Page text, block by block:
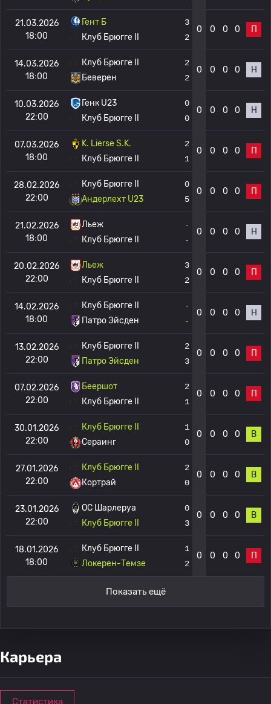
21.03.2026
18:00
Гент Б
Клуб Брюгге II
3
2
0 0 0 0 П
14.03.2026
18:00
Клуб Брюгге II
Беверен
2
2
0 0 0 0 Н
10.03.2026
22:00
Генк U23
Клуб Брюгге II
0
0
0 0 0 0 Н
07.03.2026
18:00
K. Lierse S.K.
Клуб Брюгге II
2
1
0 0 0 0 П
28.02.2026
22:00
Клуб Брюгге II
Андерлехт U23
0
5
0 0 0 0 П
21.02.2026
18:00
Льеж
Клуб Брюгге II
-
-
0 0 0 0 Н
20.02.2026
22:00
Льеж
Клуб Брюгге II
3
2
0 0 0 0 П
14.02.2026
18:00
Клуб Брюгге II
Патро Эйсден
-
-
0 0 0 0 Н
13.02.2026
22:00
Клуб Брюгге II
Патро Эйсден
2
3
0 0 0 0 П
07.02.2026
22:00
Беершот
Клуб Брюгге II
2
1
0 0 0 0 П
30.01.2026
22:00
Клуб Брюгге II
Сераинг
1
0
0 0 0 0 В
27.01.2026
22:00
Клуб Брюгге II
Кортрай
2
0
0 0 0 0 В
23.01.2026
22:00
OC Шарлеруа
Клуб Брюгге II
0
3
0 0 0 0 В
18.01.2026
18:00
Клуб Брюгге II
Локерен-Темзе
1
2
0 0 0 0 П
Показать ещё
Карьера
Статистика